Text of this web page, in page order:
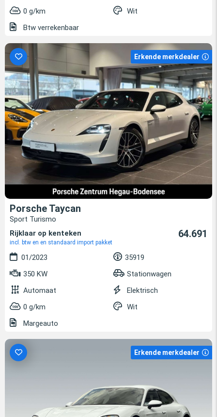
0 g/km
Wit
Btw verrekenbaar
Erkende merkdealer
Porsche Taycan
Sport Turismo
Rijklaar op kenteken
incl. btw en en standaard import pakket
64.691
01/2023
35919
350 KW
Stationwagen
Automaat
Elektrisch
0 g/km
Wit
Margeauto
Erkende merkdealer